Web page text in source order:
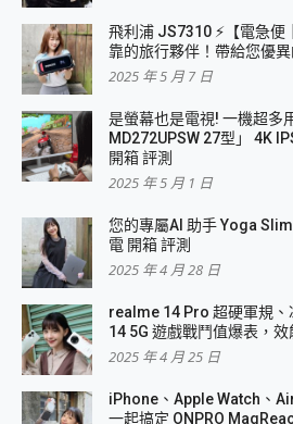
飛利浦 JS7310 ⚡【電急
靠的旅行夥伴！帶給您優
2025 年 5 月 7 日
是螢幕也是電視! 一機超多
MD272UPSW 27型」 4K
開箱 評測
2025 年 5 月 1 日
您的專屬AI 助手 Yoga
電 開箱 評測
2025 年 4 月 28 日
realme 14 Pro 超硬軍規
14 5G 遊戲戰鬥值爆表，效
2025 年 4 月 25 日
iPhone、Apple Watch、
一起搞定 ONPRO